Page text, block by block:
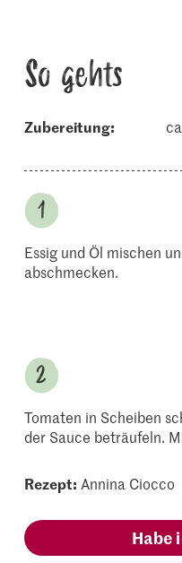
So gehts
Zubereitung:
Essig und Öl mischen
abschmecken.
Tomaten in Scheiben
der Sauce beträufeln.
Rezept: Annina Ciocco
Habe